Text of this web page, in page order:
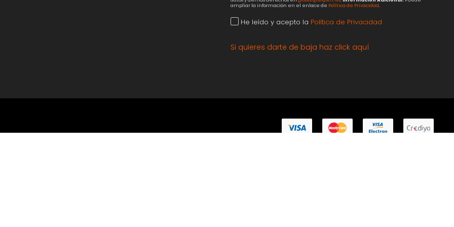
ampliar la información en el enlace de Política de Privacidad.
He leído y acepto la Política de Privacidad
Si quieres darte de baja haz click aquí